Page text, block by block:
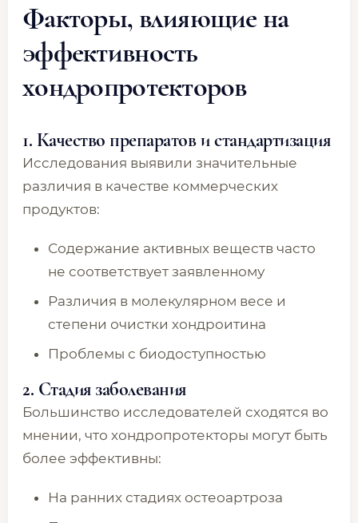
Факторы, влияющие на
эффективность
хондропротекторов
1. Качество препаратов и стандартизация
Исследования выявили значительные
различия в качестве коммерческих
продуктов:
Содержание активных веществ часто
не соответствует заявленному
Различия в молекулярном весе и
степени очистки хондроитина
Проблемы с биодоступностью
2. Стадия заболевания
Большинство исследователей сходятся во
мнении, что хондропротекторы могут быть
более эффективны:
На ранних стадиях остеоартроза